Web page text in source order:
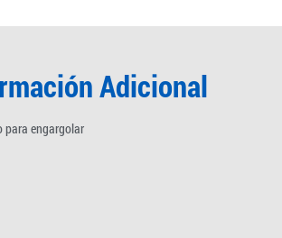
Adicional
para engargolar